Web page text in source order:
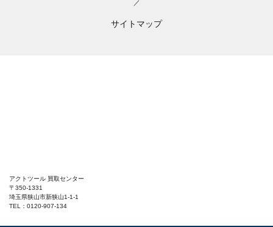
／
サイトマップ
アクトツール 買取センター
〒350-1331
埼玉県狭山市新狭山1-1-1
TEL：0120-907-134